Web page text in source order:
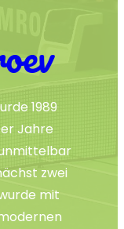
1989
Jahre
zwei
mit